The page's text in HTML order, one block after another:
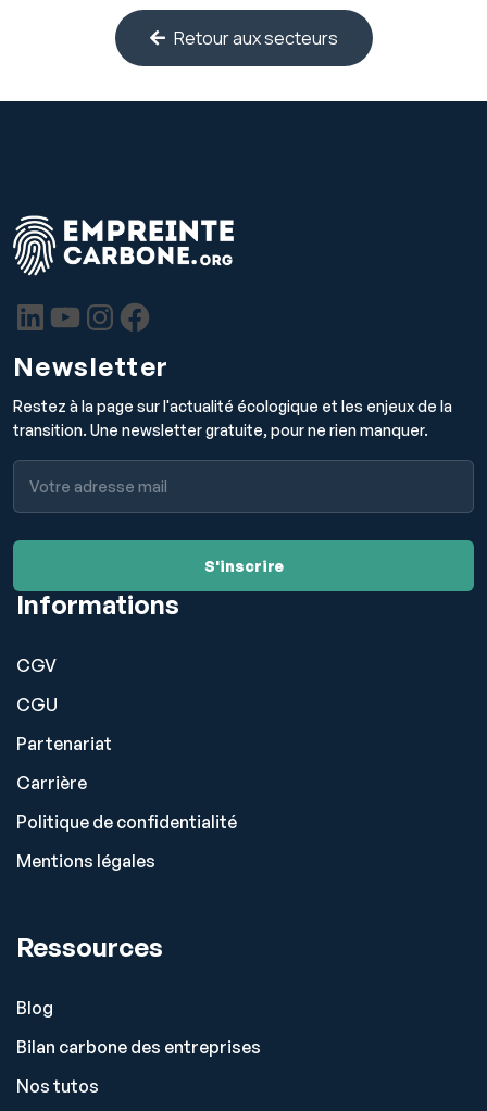
Retour aux secteurs
Newsletter
Restez à la page sur l'actualité écologique et les enjeux de la
transition. Une newsletter gratuite, pour ne rien manquer.
Informations
CGV
CGU
Partenariat
Carrière
Politique de confidentialité
Mentions légales
Ressources
Blog
Bilan carbone des entreprises
Nos tutos